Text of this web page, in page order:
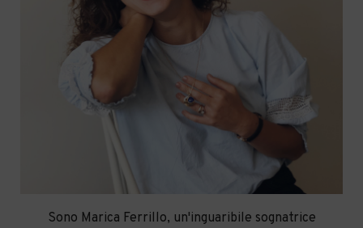
Sono Marica Ferrillo, un'inguaribile sognatrice